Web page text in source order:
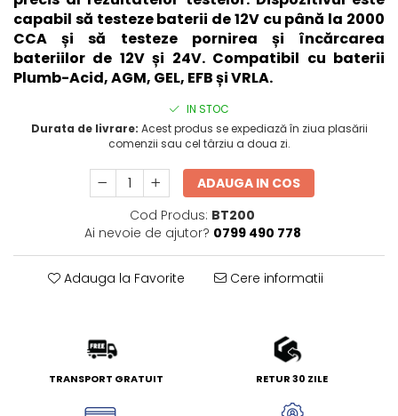
capabil să testeze baterii de 12V cu până la 2000
CCA și să testeze pornirea și încărcarea
bateriilor de 12V și 24V. Compatibil cu baterii
Plumb-Acid, AGM, GEL, EFB și VRLA.
IN STOC
Durata de livrare: Acest produs se expediază în ziua plasării
comenzii sau cel târziu a doua zi.
ADAUGA IN COS
Cod Produs: BT200
Ai nevoie de ajutor? 0799 490 778
Adauga la Favorite Cere informatii
TRANSPORT GRATUIT RETUR 30 ZILE